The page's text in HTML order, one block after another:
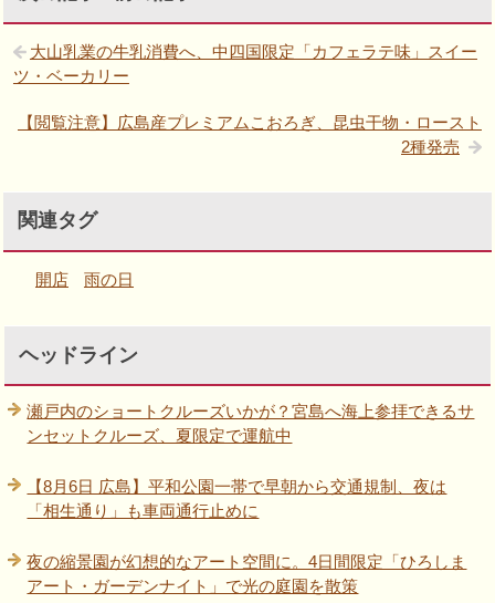
大山乳業の牛乳消費へ、中四国限定「カフェラテ味」スイー
ツ・ベーカリー
【閲覧注意】広島産プレミアムこおろぎ、昆虫干物・ロースト
2種発売
関連タグ
開店 雨の日
ヘッドライン
瀬戸内のショートクルーズいかが？宮島へ海上参拝できるサ
ンセットクルーズ、夏限定で運航中
【8月6日 広島】平和公園一帯で早朝から交通規制、夜は
「相生通り」も車両通行止めに
夜の縮景園が幻想的なアート空間に。4日間限定「ひろしま
アート・ガーデンナイト」で光の庭園を散策